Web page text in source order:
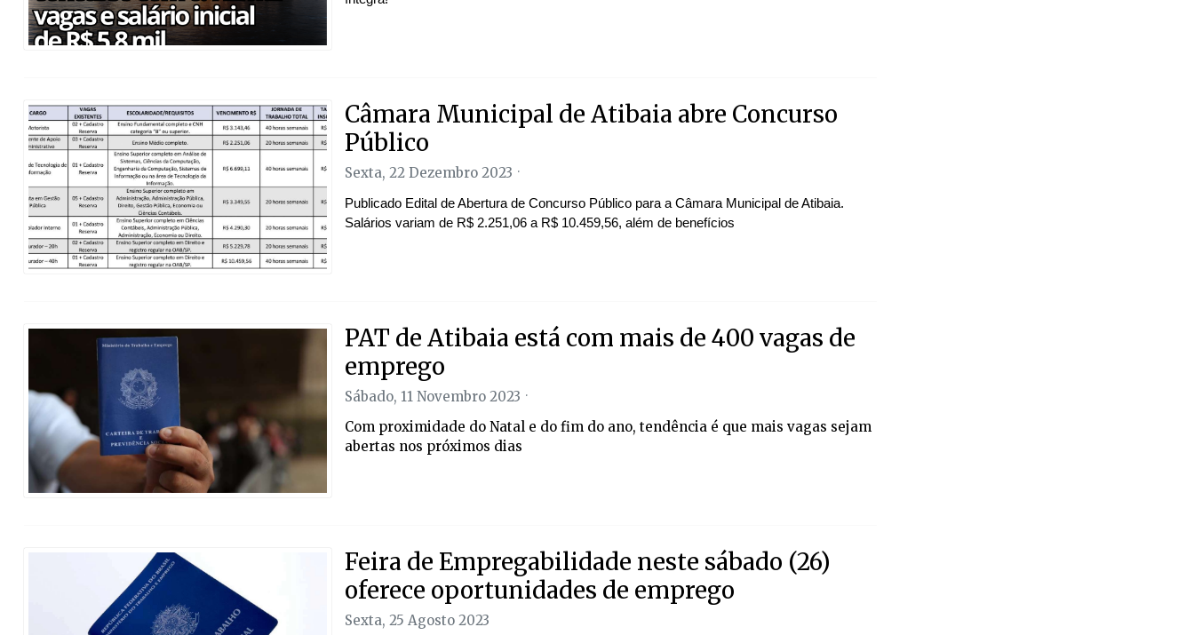
Câmara Municipal de Atibaia abre Concurso
Público
Sexta, 22 Dezembro 2023
Publicado Edital de Abertura de Concurso Público para a Câmara Municipal de Atibaia.
Salários variam de R$ 2.251,06 a R$ 10.459,56, além de benefícios
PAT de Atibaia está com mais de 400 vagas de
emprego
Sábado, 11 Novembro 2023
Com proximidade do Natal e do fim do ano, tendência é que mais vagas sejam
abertas nos próximos dias
Feira de Empregabilidade neste sábado (26)
oferece oportunidades de emprego
Sexta, 25 Agosto 2023